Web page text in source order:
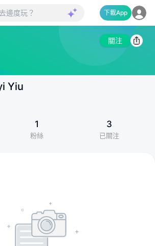
下載App
關注
Yiu
1
粉絲
3
已關注